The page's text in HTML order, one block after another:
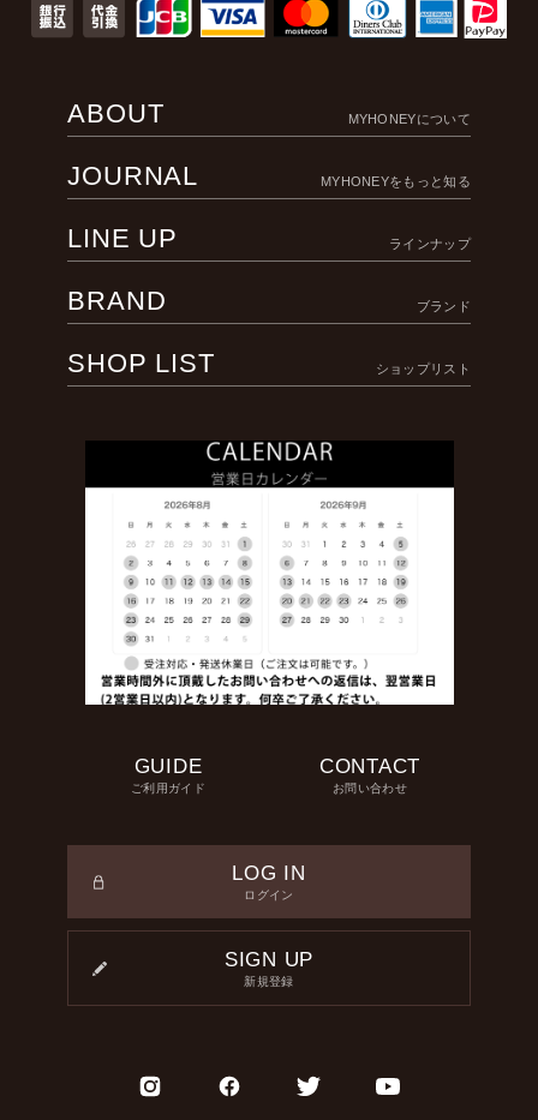
ABOUT MYHONEYについて
JOURNAL MYHONEYをもっと知る
LINE UP ラインナップ
BRAND ブランド
SHOP LIST ショップリスト
GUIDE
ご利用ガイド
CONTACT
お問い合わせ
LOG IN
ログイン
SIGN UP
新規登録